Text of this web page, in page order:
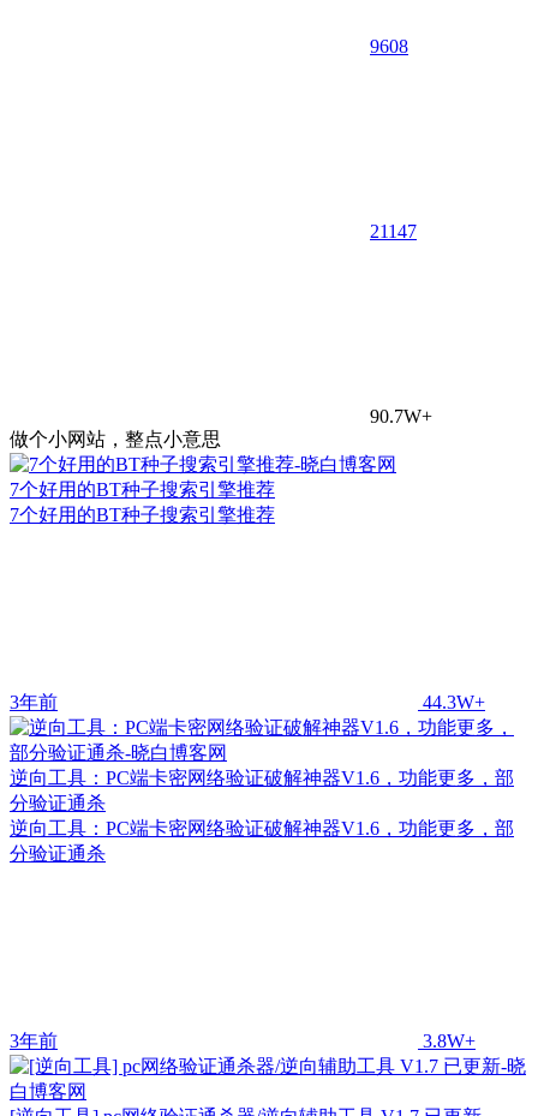
9608
21147
90.7W+
做个小网站，整点小意思
7个好用的BT种子搜索引擎推荐
7个好用的BT种子搜索引擎推荐
3年前 44.3W+
逆向工具：PC端卡密网络验证破解神器V1.6，功能更多，部
分验证通杀
逆向工具：PC端卡密网络验证破解神器V1.6，功能更多，部
分验证通杀
3年前 3.8W+